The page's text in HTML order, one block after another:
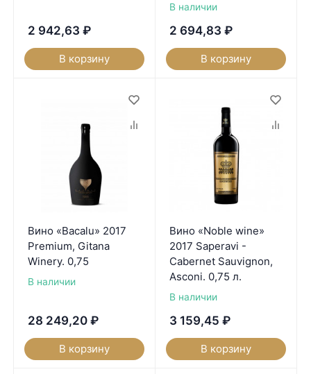
2 942,63 ₽
В корзину
В наличии
2 694,83 ₽
В корзину
Вино «Bacalu» 2017
Premium, Gitana
Winery. 0,75
В наличии
28 249,20 ₽
В корзину
Вино «Noble wine»
2017 Saperavi -
Cabernet Sauvignon,
Asconi. 0,75 л.
В наличии
3 159,45 ₽
В корзину